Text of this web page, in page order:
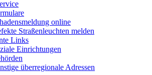
online
Straßenleuchten melden
Links
Einrichtungen
überregionale Adressen